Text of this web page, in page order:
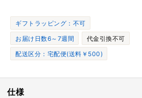
ギフトラッピング：不可
お届け日数6～7週間
代金引換不可
配送区分：宅配便(送料￥500)
仕様